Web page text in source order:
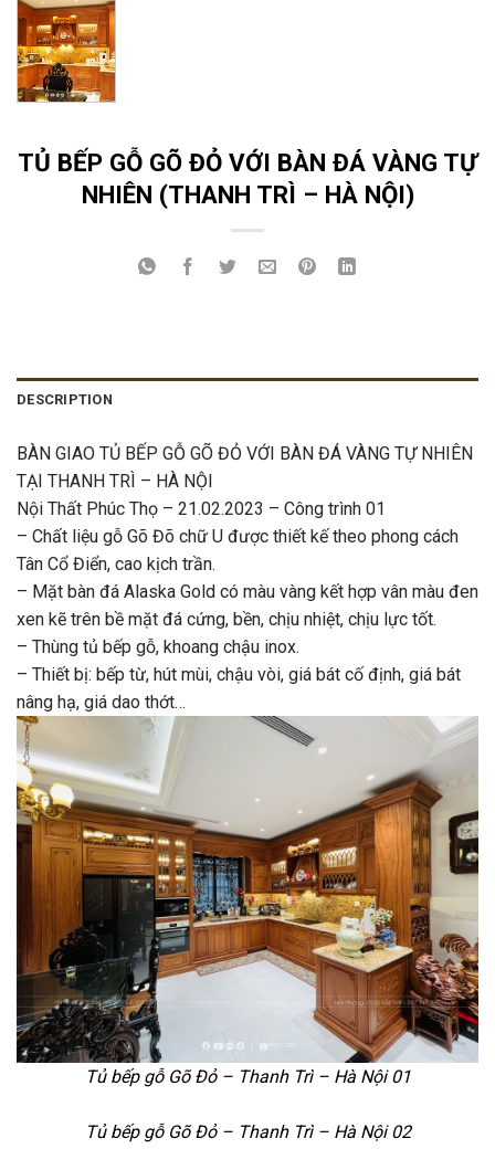
TỦ BẾP GỖ GÕ ĐỎ VỚI BÀN ĐÁ VÀNG TỰ
NHIÊN (THANH TRÌ – HÀ NỘI)
DESCRIPTION
BÀN GIAO TỦ BẾP GỖ GÕ ĐỎ VỚI BÀN ĐÁ VÀNG TỰ NHIÊN
TẠI THANH TRÌ – HÀ NỘI
Nội Thất Phúc Thọ – 21.02.2023 – Công trình 01
– Chất liệu gỗ Gõ Đõ chữ U được thiết kế theo phong cách
Tân Cổ Điển, cao kịch trần.
– Mặt bàn đá Alaska Gold có màu vàng kết hợp vân màu đen
xen kẽ trên bề mặt đá cứng, bền, chịu nhiệt, chịu lực tốt.
– Thùng tủ bếp gỗ, khoang chậu inox.
– Thiết bị: bếp từ, hút mùi, chậu vòi, giá bát cố định, giá bát
nâng hạ, giá dao thớt…
Tủ bếp gỗ Gõ Đỏ – Thanh Trì – Hà Nội 01
Tủ bếp gỗ Gõ Đỏ – Thanh Trì – Hà Nội 02